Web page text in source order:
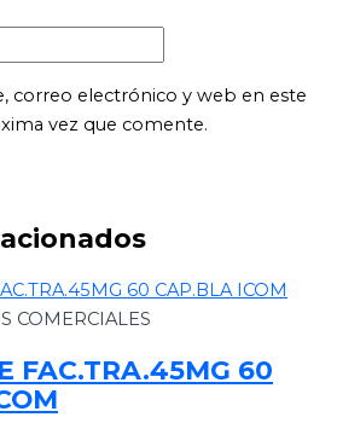
correo electrónico y web en este
vez que comente.
COMERCIALES
FAC.TRA.45MG 60